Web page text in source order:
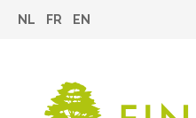
NL FR EN